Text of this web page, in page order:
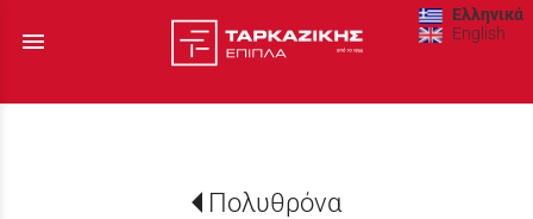
menu
Ελληνικά
English
Πολυθρόνα